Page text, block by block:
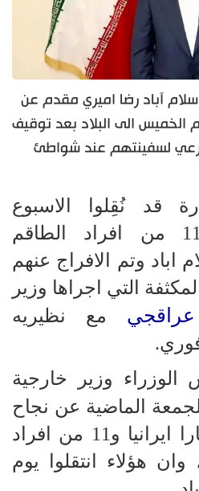
آباد رضا اميري مقدم عن
اليوم الخميس الى البلاد بعد توقيف
لسفينتهم عند شواطئ
قد نُقِلوا الاسبوع
الماضي ومعهم 11 من افراد الطاقم
اباد وتم الافراج عنهم
التي اجراها وزير
عراقجي مع نظيريه
وزير خارجية
الماضية عن نجاح
عملية اعادة 20 بحارا ايرانيا و11 من افراد
وان هؤلاء انتقلوا يوم